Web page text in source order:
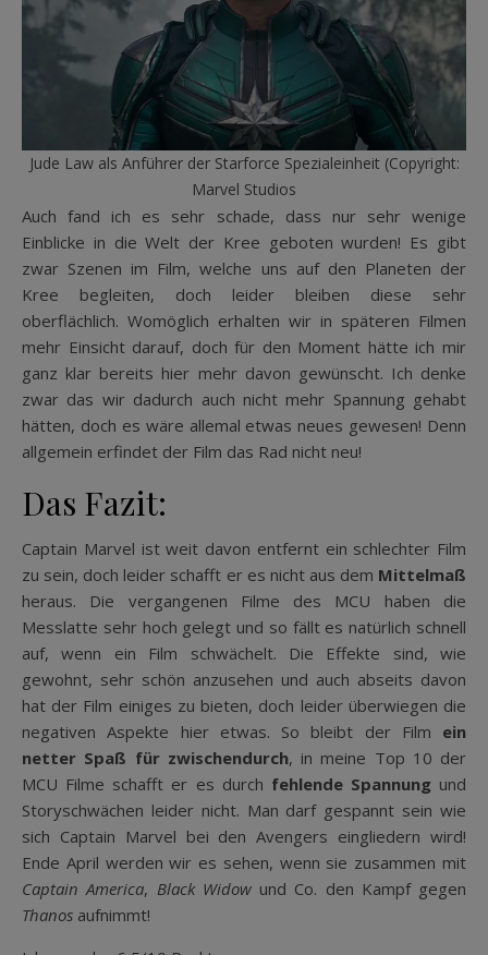
Jude Law als Anführer der Starforce Spezialeinheit (Copyright:
Marvel Studios
Auch fand ich es sehr schade, dass nur sehr wenige
Einblicke in die Welt der Kree geboten wurden! Es gibt
zwar Szenen im Film, welche uns auf den Planeten der
Kree begleiten, doch leider bleiben diese sehr
oberflächlich. Womöglich erhalten wir in späteren Filmen
mehr Einsicht darauf, doch für den Moment hätte ich mir
ganz klar bereits hier mehr davon gewünscht. Ich denke
zwar das wir dadurch auch nicht mehr Spannung gehabt
hätten, doch es wäre allemal etwas neues gewesen! Denn
allgemein erfindet der Film das Rad nicht neu!
Das Fazit:
Captain Marvel ist weit davon entfernt ein schlechter Film
zu sein, doch leider schafft er es nicht aus dem Mittelmaß
heraus. Die vergangenen Filme des MCU haben die
Messlatte sehr hoch gelegt und so fällt es natürlich schnell
auf, wenn ein Film schwächelt. Die Effekte sind, wie
gewohnt, sehr schön anzusehen und auch abseits davon
hat der Film einiges zu bieten, doch leider überwiegen die
negativen Aspekte hier etwas. So bleibt der Film ein
netter Spaß für zwischendurch, in meine Top 10 der
MCU Filme schafft er es durch fehlende Spannungund
Storyschwächen leider nicht. Man darf gespannt sein wie
sich Captain Marvel bei den Avengers eingliedern wird!
Ende April werden wir es sehen, wenn sie zusammen mit
Captain America, Black Widowund Co. den Kampf gegen
Thanos aufnimmt!